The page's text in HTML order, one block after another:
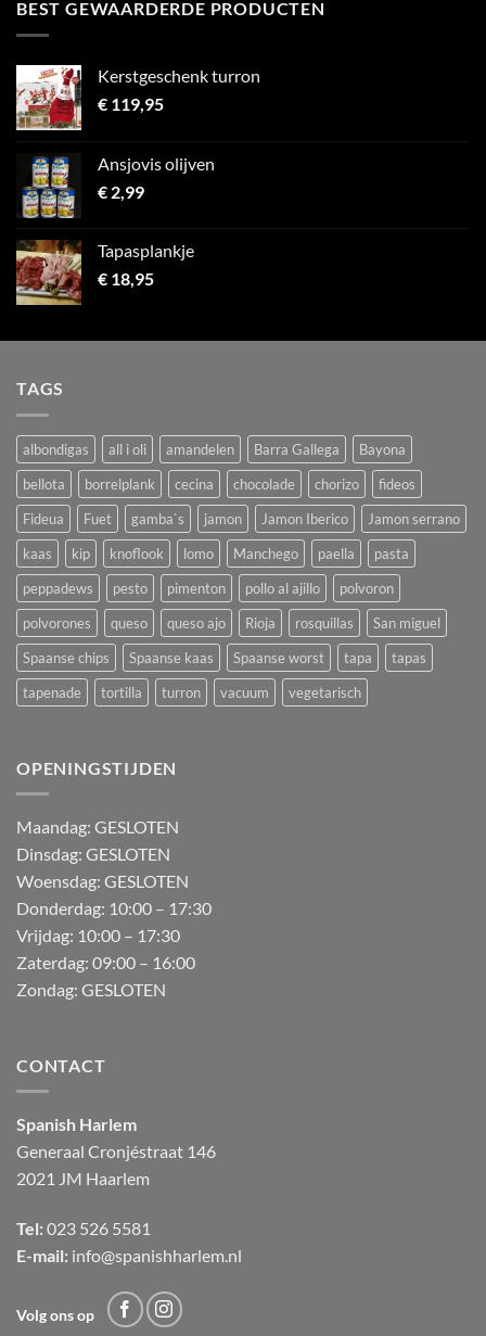
BEST GEWAARDERDE PRODUCTEN
Kerstgeschenk turron
€ 119,95
Ansjovis olijven
€ 2,99
Tapasplankje
€ 18,95
TAGS
albondigas all i oli amandelen Barra Gallega
Bayona
bellota
borrelplank cecina chocolade chorizo
fideos
Fideua
Fuet gamba`s jamon Jamon Iberico
Jamon serrano
kaas
kip knoflook lomo Manchego paella
pasta
peppadews
pesto pimenton pollo al ajillo
polvoron
polvorones
queso queso ajo Rioja rosquillas
San miguel
Spaanse chips
Spaanse kaas Spaanse worst tapa
tapas
tapenade
tortilla turron vacuum vegetarisch
OPENINGSTIJDEN
Maandag: GESLOTEN
Dinsdag: GESLOTEN
Woensdag: GESLOTEN
Donderdag: 10:00 – 17:30
Vrijdag: 10:00 – 17:30
Zaterdag: 09:00 – 16:00
Zondag: GESLOTEN
CONTACT
Spanish Harlem
Generaal Cronjéstraat 146
2021 JM Haarlem
Tel: 023 526 5581
E-mail: info@spanishharlem.nl
Volg ons op